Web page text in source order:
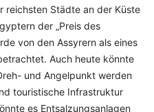
reichsten Städte an der Küste
der „Preis des
von den Assyrern als eines
Auch heute könnte
und Angelpunkt werden
touristische Infrastruktur
es Entsalzungsanlagen